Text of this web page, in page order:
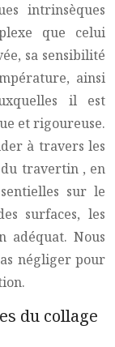
intrinsèques
que celui
sa sensibilité
ainsi
il est
et rigoureuse.
à travers les
travertin , en
sur le
surfaces, les
adéquat. Nous
négliger pour
du collage